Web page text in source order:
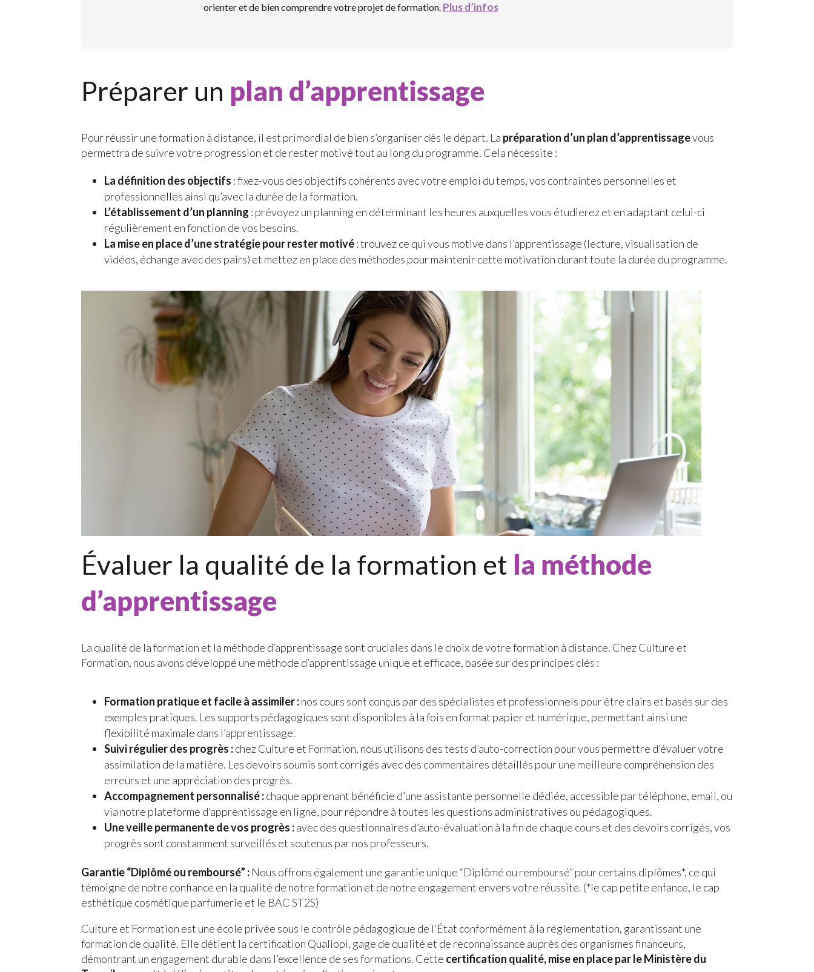
orienter et de bien comprendre votre projet de formation. Plus d’infos
Préparer un plan d’apprentissage
Pour réussir une formation à distance, il est primordial de bien s’organiser dès le départ. La préparation d’un plan d’apprentissagevous
permettra de suivre votre progression et de rester motivé tout au long du programme. Cela nécessite :
La définition des objectifs : fixez-vous des objectifs cohérents avec votre emploi du temps, vos contraintes personnelles et
professionnelles ainsi qu’avec la durée de la formation.
L’établissement d’un planning : prévoyez un planning en déterminant les heures auxquelles vous étudierez et en adaptant celui-ci
régulièrement en fonction de vos besoins.
La mise en place d’une stratégie pour rester motivé: trouvez ce qui vous motive dans l’apprentissage (lecture, visualisation de
vidéos, échange avec des pairs) et mettez en place des méthodes pour maintenir cette motivation durant toute la durée du programme.
Évaluer la qualité de la formation et la méthode
d’apprentissage
La qualité de la formation et la méthode d’apprentissage sont cruciales dans le choix de votre formation à distance. Chez Culture et
Formation, nous avons développé une méthode d’apprentissage unique et efficace, basée sur des principes clés :
Formation pratique et facile à assimiler :nos cours sont conçus par des spécialistes et professionnels pour être clairs et basés sur des
exemples pratiques. Les supports pédagogiques sont disponibles à la fois en format papier et numérique, permettant ainsi une
flexibilité maximale dans l’apprentissage.
Suivi régulier des progrès :chez Culture et Formation, nous utilisons des tests d’auto-correction pour vous permettre d’évaluer votre
assimilation de la matière. Les devoirs soumis sont corrigés avec des commentaires détaillés pour une meilleure compréhension des
erreurs et une appréciation des progrès.
Accompagnement personnalisé :chaque apprenant bénéficie d’une assistante personnelle dédiée, accessible par téléphone, email, ou
via notre plateforme d’apprentissage en ligne, pour répondre à toutes les questions administratives ou pédagogiques.
Une veille permanente de vos progrès :avec des questionnaires d’auto-évaluation à la fin de chaque cours et des devoirs corrigés, vos
progrès sont constamment surveillés et soutenus par nos professeurs.
Garantie “Diplômé ou remboursé” : Nous offrons également une garantie unique “Diplômé ou remboursé” pour certains diplômes*, ce qui
témoigne de notre confiance en la qualité de notre formation et de notre engagement envers votre réussite. (*le cap petite enfance, le cap
esthétique cosmétique parfumerie et le BAC ST2S)
Culture et Formation est une école privée sous le contrôle pédagogique de l’État conformément à la réglementation, garantissant une
formation de qualité. Elle détient la certification Qualiopi, gage de qualité et de reconnaissance auprès des organismes financeurs,
démontrant un engagement durable dans l’excellence de ses formations. Cette certification qualité, mise en place par le Ministère du